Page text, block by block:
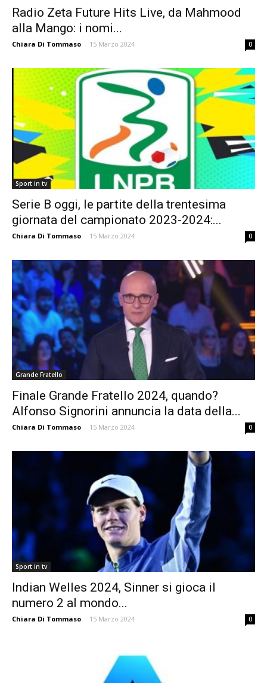
Radio Zeta Future Hits Live, da Mahmood
alla Mango: i nomi...
Chiara Di Tommaso - 15 Marzo 2024 0
Sport in tv
Serie B oggi, le partite della trentesima
giornata del campionato 2023-2024:...
Chiara Di Tommaso - 15 Marzo 2024 0
Grande Fratello
Finale Grande Fratello 2024, quando?
Alfonso Signorini annuncia la data della...
Chiara Di Tommaso - 15 Marzo 2024 0
Sport in tv
Indian Welles 2024, Sinner si gioca il
numero 2 al mondo...
Chiara Di Tommaso - 15 Marzo 2024 0